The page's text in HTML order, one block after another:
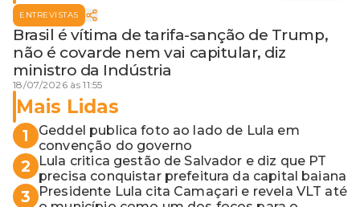
ENTREVISTAS
Brasil é vítima de tarifa-sanção de Trump,
não é covarde nem vai capitular, diz
ministro da Indústria
18/07/2026 às 11:55
Mais Lidas
1
Geddel publica foto ao lado de Lula em
convenção do governo
2
Lula critica gestão de Salvador e diz que PT
precisa conquistar prefeitura da capital baiana
3
Presidente Lula cita Camaçari e revela VLT até